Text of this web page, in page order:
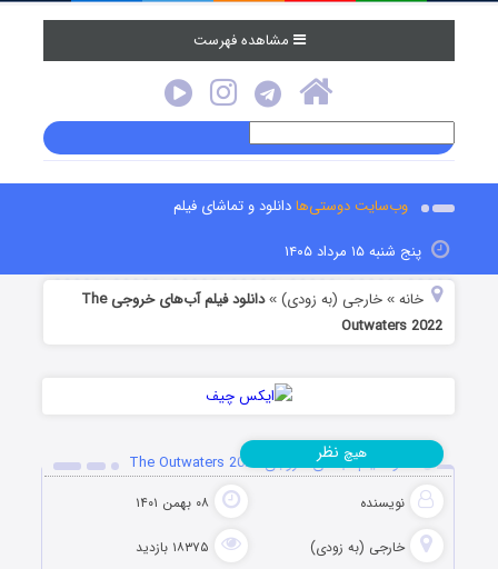
مشاهده فهرست
وب‌سایت دوستی‌هادانلود و تماشای فیلم
پنج شنبه ۱۵ مرداد ۱۴۰۵
خانه »خارجی (به زودی) »
دانلود فیلم آب‌های خروجی The
Outwaters 2022
دانلود فیلم آب‌های خروجی The Outwaters 2022
نویسنده ۰۸ بهمن ۱۴۰۱
خارجی (به زودی) ۱۸۳۷۵ بازدید
هیچ نظر